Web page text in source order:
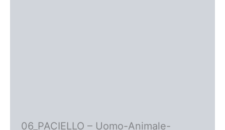
06_PACIELLO – Uomo-Animale-